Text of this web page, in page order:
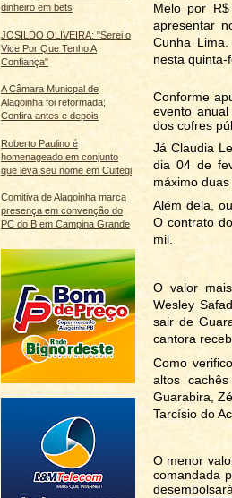
dinheiro em bets
JOSILDO OLIVEIRA: "Serei o
Vice Por Que Tenho A
Confiança"
A Câmara Municpal de
Alagoinha foi reformada;
Confira antes e depois
Roberto Paulino é
homenageado em conjunto
que leva seu nome em Cuitegi
Comitiva de Alagoinha marca
presença em convenção do
PC do B em Campina Grande
Melo por
apresentar
Cunha
nesta quinta-
Conforme
evento
dos cofres
Já Claudia
dia 04 de
máximo
Além dela,
O contrato
mil.
O valor
Wesley
sair de
cantora
Como
altos
Guarabira,
Tarcísio do
O menor
comandada